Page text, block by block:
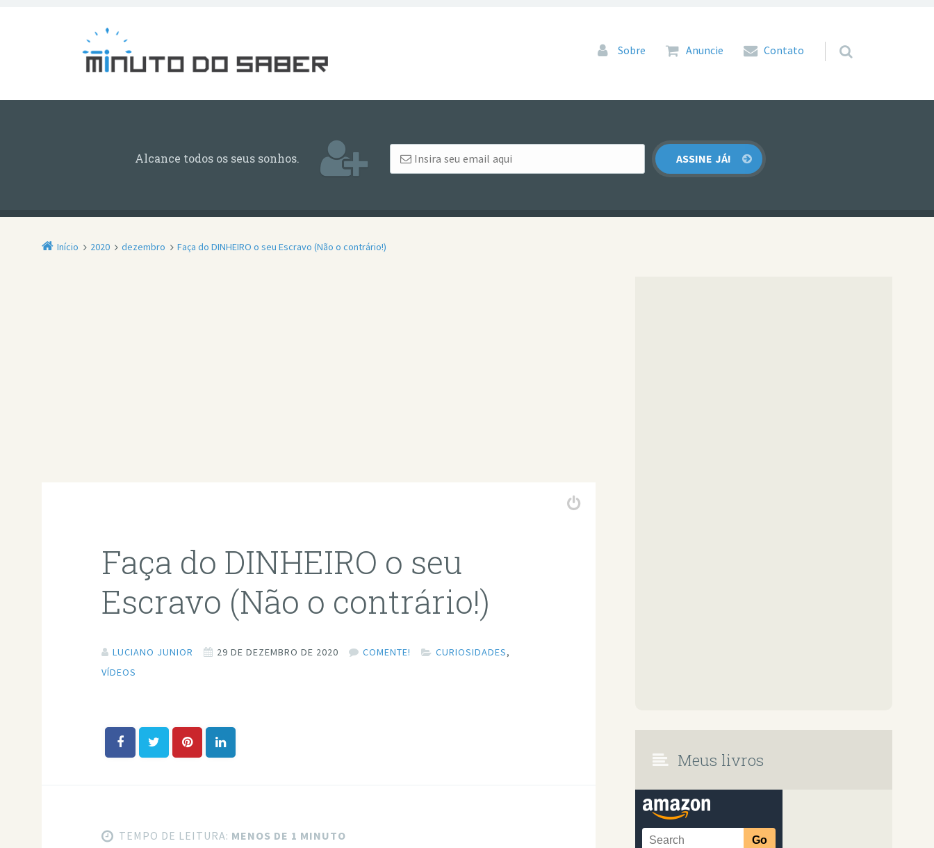
Pular para o conteúdo
Sobre Anuncie Contato
Alcance todos os seus sonhos.
Início 2020 dezembro Faça do DINHEIRO o seu Escravo (Não o contrário!)
Faça do DINHEIRO o seu
Escravo (Não o contrário!)
LUCIANO JUNIOR 29 DE DEZEMBRO DE 2020 COMENTE! CURIOSIDADES,
VÍDEOS
TEMPO DE LEITURA: MENOS DE 1 MINUTO
Meus livros